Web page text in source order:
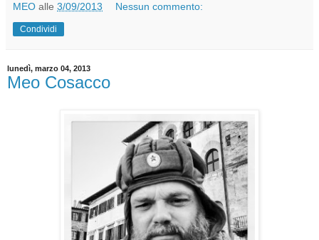
MEO alle 3/09/2013 Nessun commento:
Condividi
lunedì, marzo 04, 2013
Meo Cosacco